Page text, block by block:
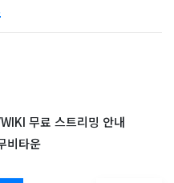
무료 스트리밍 안내
비타운